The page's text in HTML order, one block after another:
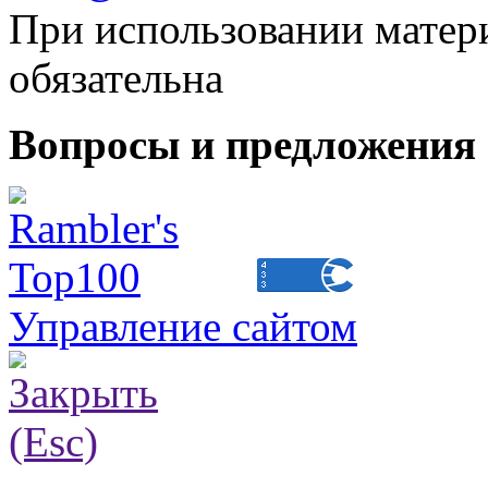
При использовании
обязательна
Вопросы и
Управление сайтом